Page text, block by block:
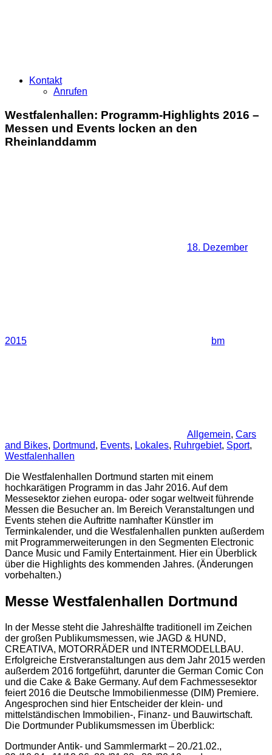
Kontakt
Anrufen
Westfalenhallen: Programm-Highlights 2016 –
Messen und Events locken an den
Rheinlanddamm
18. Dezember
2015 bm
Allgemein, Cars
and Bikes, Dortmund, Events, Lokales, Ruhrgebiet, Sport,
Westfalenhallen
Die Westfalenhallen Dortmund starten mit einem
hochkarätigen Programm in das Jahr 2016. Auf dem
Messesektor ziehen europa- oder sogar weltweit führende
Messen die Besucher an. Im Bereich Veranstaltungen und
Events stehen die Auftritte namhafter Künstler im
Terminkalender, und die Westfalenhallen punkten außerdem
mit Programmerweiterungen in den Segmenten Electronic
Dance Music und Family Entertainment. Hier ein Überblick
über die Highlights des kommenden Jahres. (Änderungen
vorbehalten.)
Messe Westfalenhallen Dortmund
In der Messe steht die Jahreshälfte traditionell im Zeichen
der großen Publikumsmessen, wie JAGD & HUND,
CREATIVA, MOTORRÄDER und INTERMODELLBAU.
Erfolgreiche Erstveranstaltungen aus dem Jahr 2015 werden
außerdem 2016 fortgeführt, darunter die German Comic Con
und die Cake & Bake Germany. Auf dem Fachmessesektor
feiert 2016 die Deutsche Immobilienmesse (DIM) Premiere.
Angesprochen sind hier Entscheider der klein- und
mittelständischen Immobilien-, Finanz- und Bauwirtschaft.
Die Dortmunder Publikumsmessen im Überblick:
Dortmunder Antik- und Sammlermarkt – 20./21.02.,